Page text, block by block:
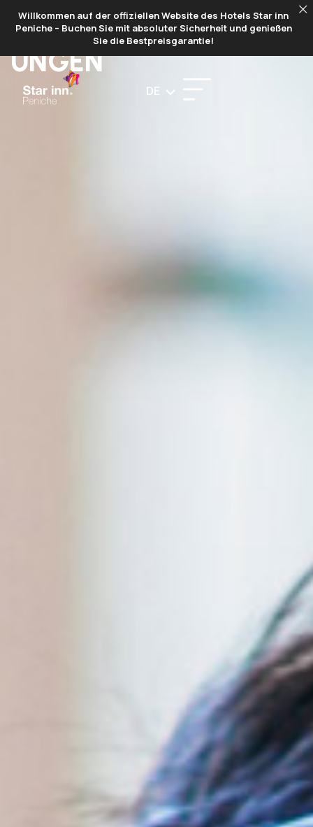
Willkommen auf der offiziellen Website des Hotels Star inn
Peniche – Buchen Sie mit absoluter Sicherheit und genießen
Sie die Bestpreisgarantie!
DE
FIRMENVERANSTALT
UNGEN